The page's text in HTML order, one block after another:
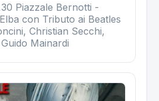
Piazzale Bernotti -
con Tributo ai Beatles
Christian Secchi,
Mainardi